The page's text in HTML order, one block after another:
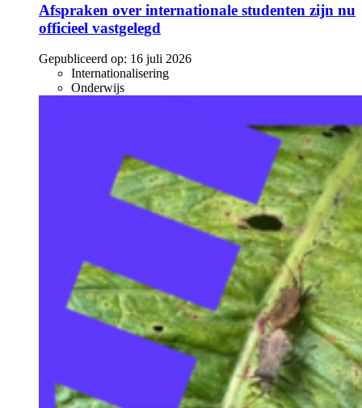
Afspraken over internationale studenten zijn nu
officieel vastgelegd
Gepubliceerd op: 16 juli 2026
Internationalisering
Onderwijs